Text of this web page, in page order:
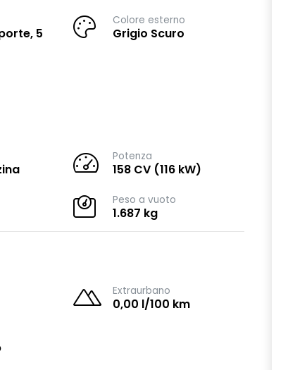
5
Colore esterno
Grigio Scuro
Potenza
158 CV (116 kW)
Peso a vuoto
1.687 kg
Extraurbano
0,00 l/100 km